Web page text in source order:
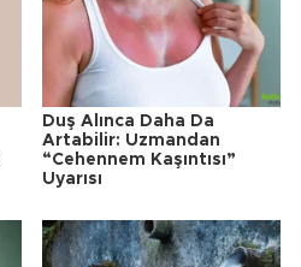
Duş Alınca Daha Da
Artabilir: Uzmandan
“Cehennem Kaşıntısı”
Uyarısı